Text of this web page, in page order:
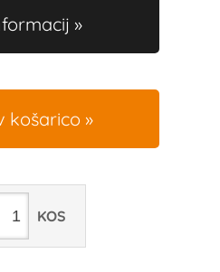
košarico
KOS